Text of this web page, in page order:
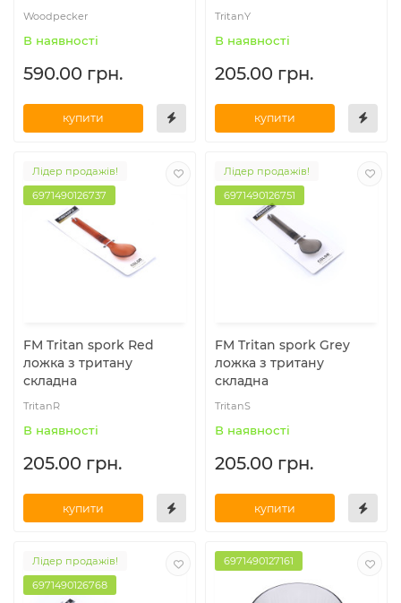
Woodpecker
В наявності
590.00 грн.
купити
TritanY
В наявності
205.00 грн.
купити
Лідер продажів!
6971490126737
FM Tritan spork Red
ложка з тритану
складна
TritanR
В наявності
205.00 грн.
купити
Лідер продажів!
6971490126751
FM Tritan spork Grey
ложка з тритану
складна
TritanS
В наявності
205.00 грн.
купити
Лідер продажів!
6971490126768
6971490127161